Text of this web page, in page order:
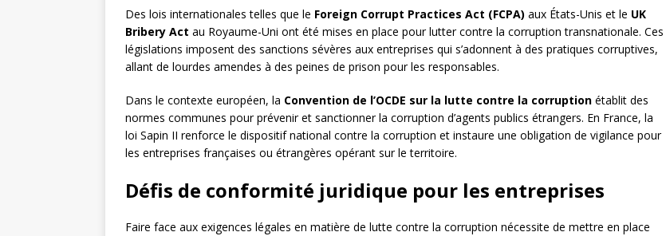
Des lois internationales telles que le Foreign Corrupt Practices Act (FCPA) aux États-Unis et le UK
Bribery Act au Royaume-Uni ont été mises en place pour lutter contre la corruption transnationale. Ces
législations imposent des sanctions sévères aux entreprises qui s’adonnent à des pratiques corruptives,
allant de lourdes amendes à des peines de prison pour les responsables.
Dans le contexte européen, la Convention de l’OCDE sur la lutte contre la corruption établit des
normes communes pour prévenir et sanctionner la corruption d’agents publics étrangers. En France, la
loi Sapin II renforce le dispositif national contre la corruption et instaure une obligation de vigilance pour
les entreprises françaises ou étrangères opérant sur le territoire.
Défis de conformité juridique pour les entreprises
Faire face aux exigences légales en matière de lutte contre la corruption nécessite de mettre en place